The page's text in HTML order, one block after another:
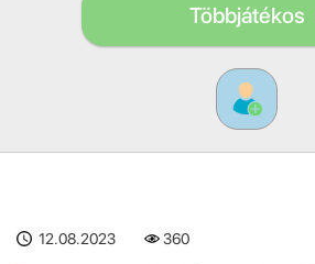
Többjátékos
12.08.2023 360